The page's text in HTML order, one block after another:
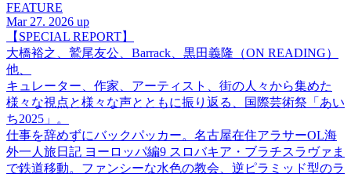
FEATURE
Mar 27. 2026 up
【SPECIAL REPORT】
大橋裕之、鷲尾友公、Barrack、黒田義隆（ON READING）
他、
キュレーター、作家、アーティスト、街の人々から集めた
様々な視点と様々な声とともに振り返る、国際芸術祭「あい
ち2025」。
仕事を辞めずにバックパッカー。名古屋在住アラサーOL海
外一人旅日記 ヨーロッパ編9 スロバキア・ブラチスラヴァま
で鉄道移動。ファンシーな水色の教会、逆ピラミッド型のラ